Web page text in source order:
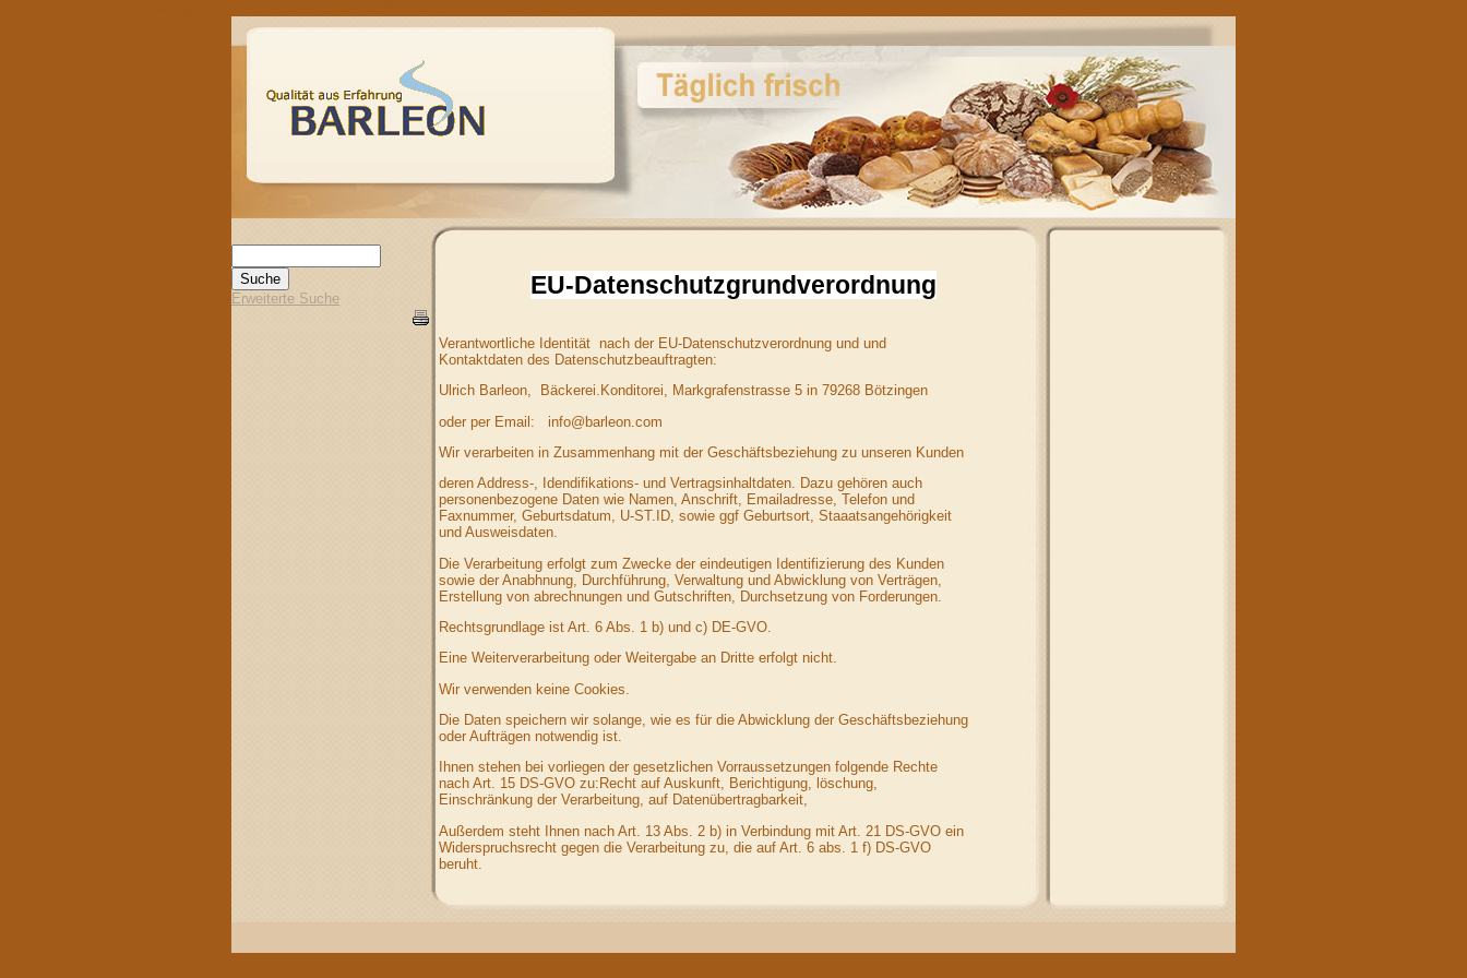
Erweiterte Suche EU-Datenschutzgrundverordnung
Verantwortliche Identität nach der EU-Datenschutzverordnung und und
Kontaktdaten des Datenschutzbeauftragten:
Ulrich Barleon, Bäckerei.Konditorei, Markgrafenstrasse 5 in 79268 Bötzingen
oder per Email: info@barleon.com
Wir verarbeiten in Zusammenhang mit der Geschäftsbeziehung zu unseren Kunden
deren Address-, Idendifikations- und Vertragsinhaltdaten. Dazu gehören auch
personenbezogene Daten wie Namen, Anschrift, Emailadresse, Telefon und
Faxnummer, Geburtsdatum, U-ST.ID, sowie ggf Geburtsort, Staaatsangehörigkeit
und Ausweisdaten.
Die Verarbeitung erfolgt zum Zwecke der eindeutigen Identifizierung des Kunden
sowie der Anabhnung, Durchführung, Verwaltung und Abwicklung von Verträgen,
Erstellung von abrechnungen und Gutschriften, Durchsetzung von Forderungen.
Rechtsgrundlage ist Art. 6 Abs. 1 b) und c) DE-GVO.
Eine Weiterverarbeitung oder Weitergabe an Dritte erfolgt nicht.
Wir verwenden keine Cookies.
Die Daten speichern wir solange, wie es für die Abwicklung der Geschäftsbeziehung
oder Aufträgen notwendig ist.
Ihnen stehen bei vorliegen der gesetzlichen Vorraussetzungen folgende Rechte
nach Art. 15 DS-GVO zu:Recht auf Auskunft, Berichtigung, löschung,
Einschränkung der Verarbeitung, auf Datenübertragbarkeit,
Außerdem steht Ihnen nach Art. 13 Abs. 2 b) in Verbindung mit Art. 21 DS-GVO ein
Widerspruchsrecht gegen die Verarbeitung zu, die auf Art. 6 abs. 1 f) DS-GVO
beruht.